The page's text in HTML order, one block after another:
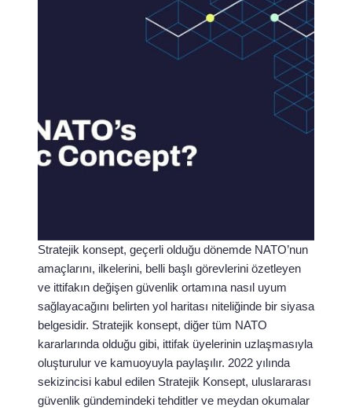
Stratejik konsept, geçerli olduğu dönemde NATO’nun
amaçlarını, ilkelerini, belli başlı görevlerini özetleyen
ve ittifakın değişen güvenlik ortamına nasıl uyum
sağlayacağını belirten yol haritası niteliğinde bir siyasa
belgesidir. Stratejik konsept, diğer tüm NATO
kararlarında olduğu gibi, ittifak üyelerinin uzlaşmasıyla
oluşturulur ve kamuoyuyla paylaşılır. 2022 yılında
sekizincisi kabul edilen Stratejik Konsept, uluslararası
güvenlik gündemindeki tehditler ve meydan okumalar